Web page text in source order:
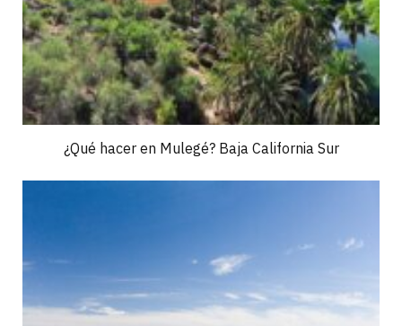
¿Qué hacer en Mulegé? Baja California Sur